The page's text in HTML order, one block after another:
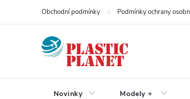
Obchodní podmínky Podmínky ochrany
Novinky Modely +